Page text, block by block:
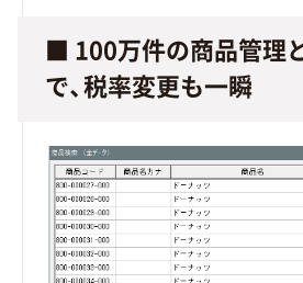
■ 100万件の商品管理
で、税率変更も一瞬